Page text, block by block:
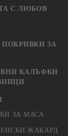
С ЛЮБОВ
ПОКРИВКИ ЗА
КАЛЪФКИ
ЗА МАСА
ЖАКАРД